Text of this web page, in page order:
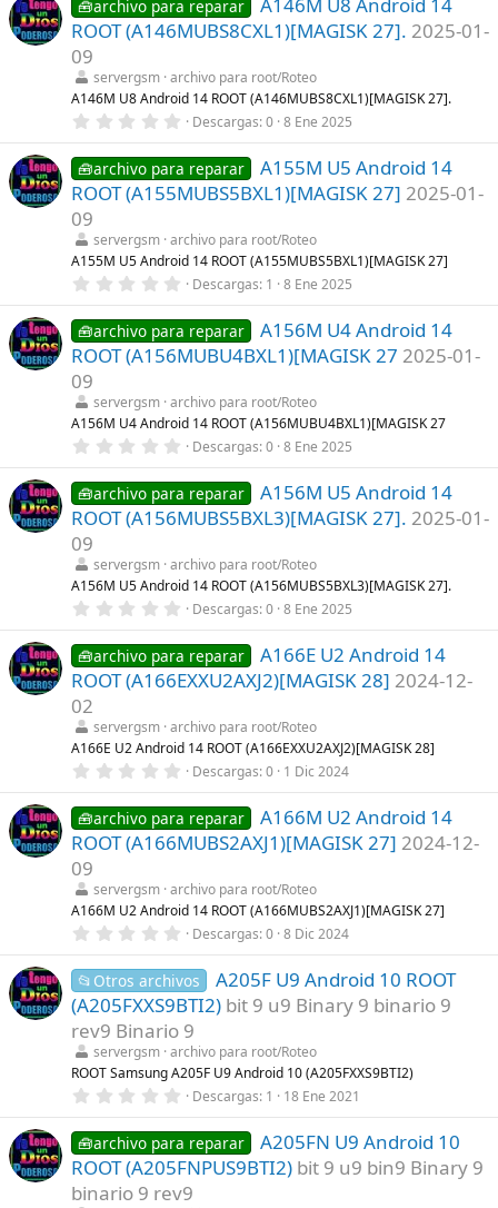
(
s
)
e
s
e
l
a
(
s
)
🧰archivo para reparar
ROOT (A146MUBS8CXL1)[MAGISK 27]. 2025-01-
09
servergsm archivo para root/Roteo
A146M U8 Android 14 ROOT (A146MUBS8CXL1)[MAGISK 27].
0
0
0
e
s
e
l
a
(
s
)
Descargas 0 8 Ene 2025
🧰archivo para reparar
A155M U5 Android 14
ROOT (A155MUBS5BXL1)[MAGISK 27] 2025-01-
09
servergsm archivo para root/Roteo
A155M U5 Android 14 ROOT (A155MUBS5BXL1)[MAGISK 27]
0
0
0
e
s
e
l
a
(
s
)
Descargas 1 8 Ene 2025
🧰archivo para reparar
A156M U4 Android 14
ROOT (A156MUBU4BXL1)[MAGISK 27 2025-01-
09
servergsm archivo para root/Roteo
A156M U4 Android 14 ROOT (A156MUBU4BXL1)[MAGISK 27
0
0
0
e
s
e
l
a
(
s
)
Descargas 0 8 Ene 2025
🧰archivo para reparar
A156M U5 Android 14
ROOT (A156MUBS5BXL3)[MAGISK 27]. 2025-01-
09
servergsm archivo para root/Roteo
A156M U5 Android 14 ROOT (A156MUBS5BXL3)[MAGISK 27].
0
0
0
e
s
e
l
a
(
s
)
Descargas 0 8 Ene 2025
🧰archivo para reparar
A166E U2 Android 14
ROOT (A166EXXU2AXJ2)[MAGISK 28] 2024-12-
02
servergsm archivo para root/Roteo
A166E U2 Android 14 ROOT (A166EXXU2AXJ2)[MAGISK 28]
0
0
0
e
s
e
l
a
(
s
)
Descargas 0 1 Dic 2024
🧰archivo para reparar
A166M U2 Android 14
ROOT (A166MUBS2AXJ1)[MAGISK 27] 2024-12-
09
servergsm archivo para root/Roteo
A166M U2 Android 14 ROOT (A166MUBS2AXJ1)[MAGISK 27]
0
0
0
e
s
t
r
e
l
a
(
s
)
Descargas 0 8 Dic 2024
📂Otros archivos
A205F U9 Android 10 ROOT
(A205FXXS9BTI2) bit 9 u9 Binary 9 binario 9
rev9 Binario 9
servergsm archivo para root/Roteo
ROOT Samsung A205F U9 Android 10 (A205FXXS9BTI2)
0
0
0
e
s
t
r
Descargas 1 18 Ene 2021
🧰archivo para reparar
A205FN U9 Android 10
ROOT (A205FNPUS9BTI2) bit 9 u9 bin9 Binary 9
binario 9 rev9